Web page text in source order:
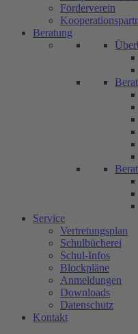
Förderverein
Beratung
Service
Vertretungsplan
Schulbücherei
Schul-Infos
Blockpläne
Anmeldungen
Downloads
Datenschutz
Kontakt